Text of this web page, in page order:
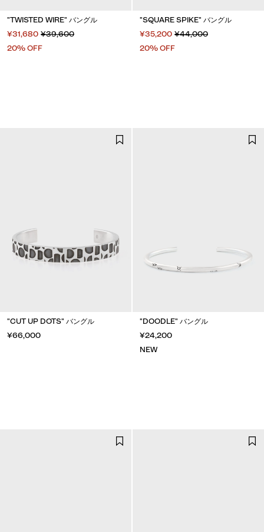
"TWISTED WIRE" バングル
¥31,680 ¥39,600
20% OFF
"SQUARE SPIKE" バングル
¥35,200 ¥44,000
20% OFF
"CUT UP DOTS" バングル
¥66,000
"DOODLE" バングル
¥24,200
NEW